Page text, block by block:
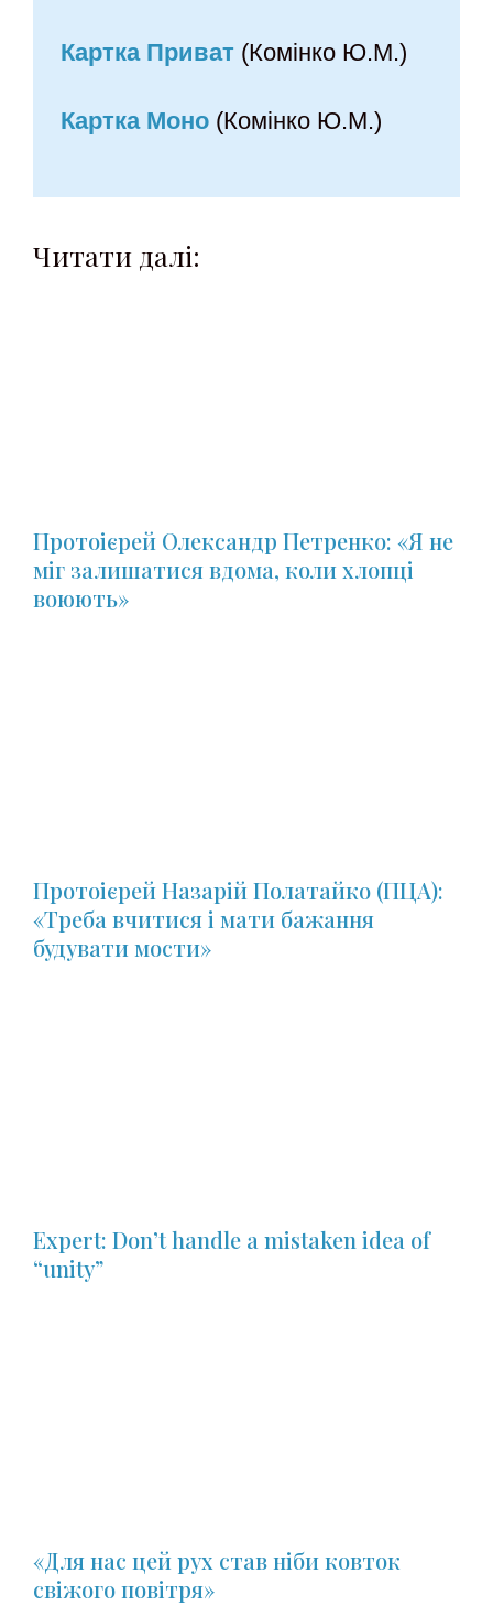
Картка Приват (Комінко Ю.М.)
Картка Моно (Комінко Ю.М.)
Читати далі:
Протоієрей Олександр Петренко: «Я не
міг залишатися вдома, коли хлопці
воюють»
Протоієрей Назарій Полатайко (ПЦА):
«Треба вчитися і мати бажання
будувати мости»
Expert: Don’t handle a mistaken idea of
“unity”
«Для нас цей рух став ніби ковток
свіжого повітря»